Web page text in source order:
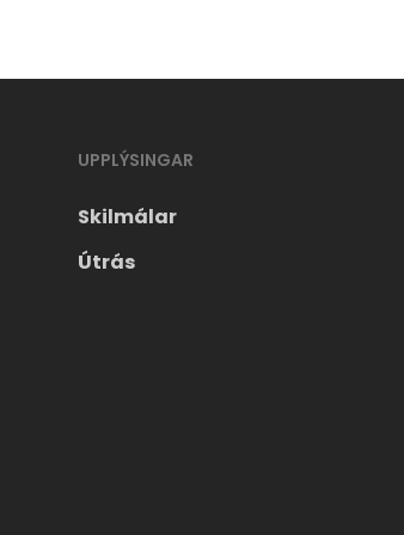
UPPLÝSINGAR
Skilmálar
Útrás